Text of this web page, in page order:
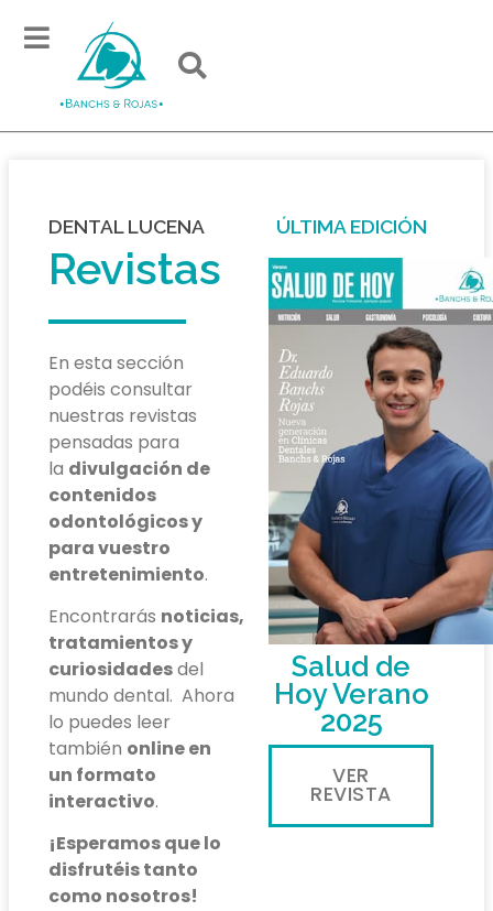
DENTAL LUCENA
Revistas
En esta sección
podéis consultar
nuestras revistas
pensadas para
la divulgación de
contenidos
odontológicos y
paravuestro
entretenimiento.
Encontrarás noticias,
tratamientos y
curiosidadesdel
mundo dental. Ahora
lo puedes leer
también online en
un formato
interactivo.
¡Esperamos que lo
disfrutéis tanto
como nosotros!
ÚLTIMA EDICIÓN
Salud de
Hoy Verano
2025
VER
REVISTA